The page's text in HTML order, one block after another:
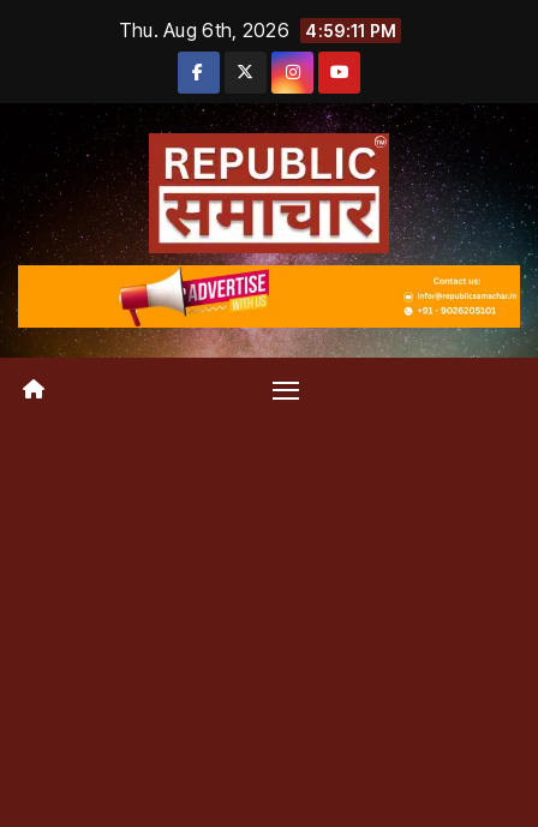
Thu. Aug 6th, 2026 4:59:11 PM